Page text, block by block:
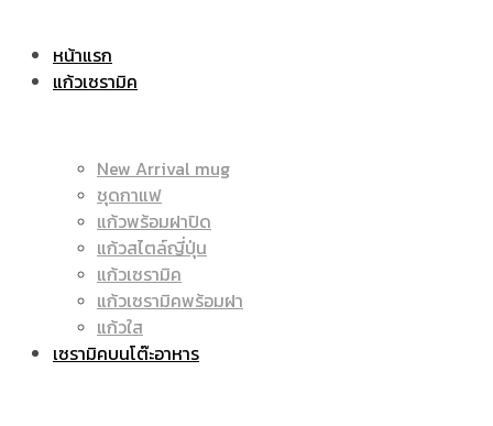
|
ราคา
หน้าแรก
แก้วเซรามิค
New Arrival mug
ชุดกาแฟ
แก้วพร้อมฝาปิด
แก้วสไตล์ญี่ปุ่น
แก้วเซรามิค
แก้วเซรามิคพร้อมฝา
แก้วใส
เซรามิคบนโต๊ะอาหาร